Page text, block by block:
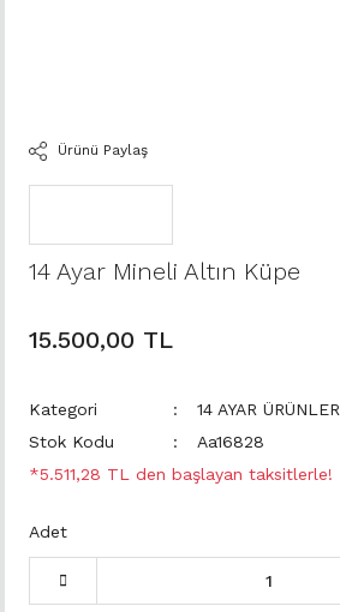
Ürünü Paylaş
14 Ayar Mineli Altın Küpe
15.500,00 TL
Kategori 14 AYAR ÜRÜNLER
Stok Kodu
Aa16828
*5.511,28 TL den başlayan taksitlerle!
Adet